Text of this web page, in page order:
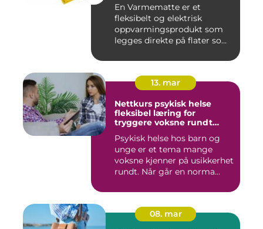
En Varmematte er et
fleksibelt og elektrisk
oppvarmingsprodukt som
legges direkte på flater som
13. mar
Nettkurs psykisk helse
fleksibel læring for
tryggere voksne rundt
Psykisk helse hos barn og
unge er et tema mange
voksne kjenner på usikkerhet
rundt. Når går en norma...
08. mar